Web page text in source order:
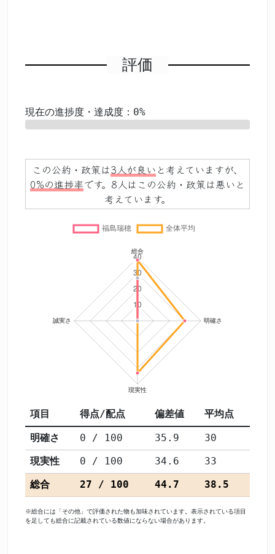
評価
現在の進捗度・達成度：0%
この公約・政策は3人が良い と考えていますが、
0%の進捗率です。8人はこの公約・政策は悪いと
考えています。
項目 得点/配点 偏差値 平均点
明確さ 0 / 100 35.9
30
現実性
0 / 100 34.6
33
総合
27 / 100 44.7 38.5
※総合には「その他」で評価された物も加味されています。表示されている項目
を足しても総合に記載されている数値にならない場合があります。